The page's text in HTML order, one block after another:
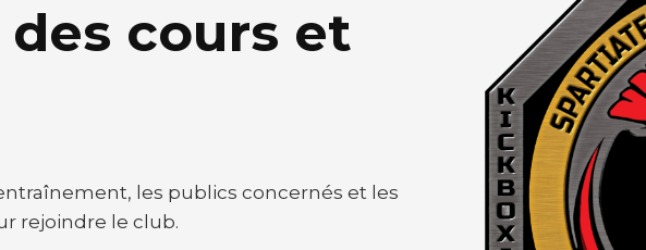
cours et
les publics concernés et les
rejoindre le club.